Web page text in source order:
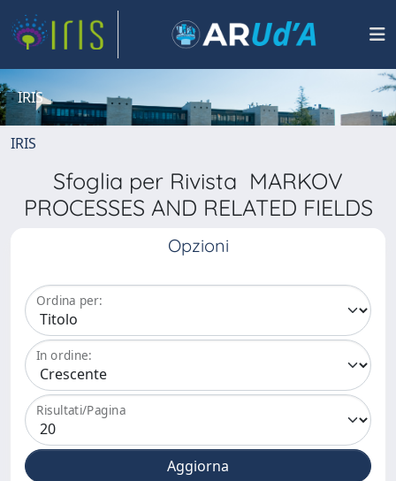
IRIS
IRIS
Sfoglia per Rivista MARKOV
PROCESSES AND RELATED FIELDS
Opzioni
Ordina per:
In ordine:
Risultati/Pagina